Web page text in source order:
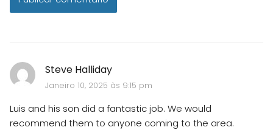
Steve Halliday
Janeiro 10, 2025 às 9:15 pm
Luis and his son did a fantastic job. We would
recommend them to anyone coming to the area.